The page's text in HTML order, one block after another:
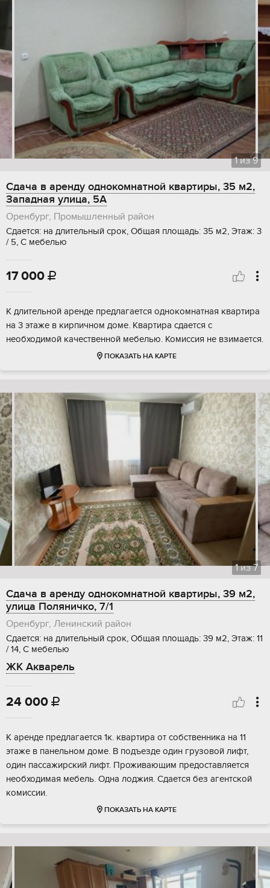
1из9
Сдача в аренду однокомнатной квартиры, 35 м2,
Западная улица, 5А
Оренбург, Промышленный район
Сдается: на длительный срок, Общая площадь: 35 м2, Этаж: 3
/ 5, С мебелью
17 000 
К длительной аренде предлагается однокомнатная квартира
на 3 этаже в кирпичном доме. Квартира сдается с
необходимой качественной мебелью. Комиссия не взимается.
ПОКАЗАТЬ НА КАРТЕ
1из7
Сдача в аренду однокомнатной квартиры, 39 м2,
улица Поляничко, 7/1
Оренбург, Ленинский район
Сдается: на длительный срок, Общая площадь: 39 м2, Этаж: 11
/ 14, С мебелью
ЖК Акварель
24 000 
К аренде предлагается 1к. квартира от собственника на 11
этаже в панельном доме. В подъезде один грузовой лифт,
один пассажирский лифт. Проживающим предоставляется
необходимая мебель. Одна лоджия. Сдается без агентской
комиссии.
ПОКАЗАТЬ НА КАРТЕ